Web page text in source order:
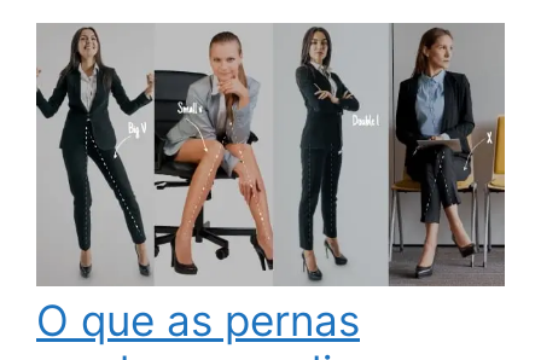
O que as pernas